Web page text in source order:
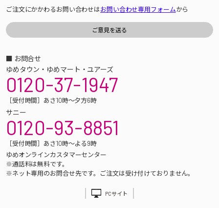
ご注文にかかわるお問い合わせはお問い合わせ専用フォームから
■ お問合せ
ゆめタウン・ゆめマート・ユアーズ
0120-37-1947
［受付時間］あさ10時～夕方6時
サニー
0120-93-8851
［受付時間］あさ10時～よる9時
ゆめオンラインカスタマーセンター
※通話料は無料です。
※ネット専用のお問合せ先です。ご注文は受け付けておりません。
PCサイト